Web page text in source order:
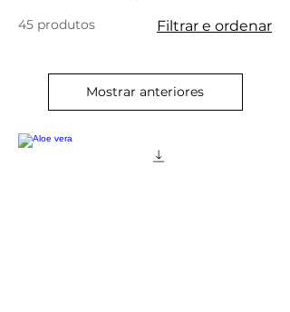
45 produtos Filtrar e ordenar
Mostrar anteriores